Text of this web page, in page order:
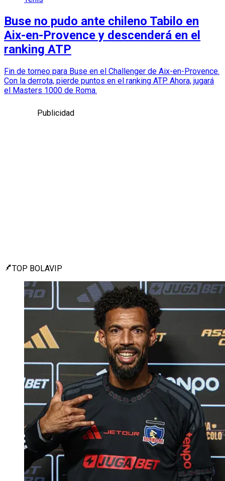
Buse no pudo ante chileno Tabilo en
Aix-en-Provence y descenderá en el
ranking ATP
Fin de torneo para Buse en el Challenger de Aix-en-Provence.
Con la derrota, pierde puntos en el ranking ATP. Ahora, jugará
el Masters 1000 de Roma.
Publicidad
TOP BOLAVIP